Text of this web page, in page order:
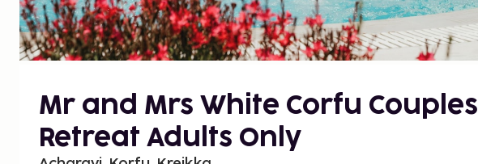
Mr and Mrs White Corfu Couples
Retreat Adults Only